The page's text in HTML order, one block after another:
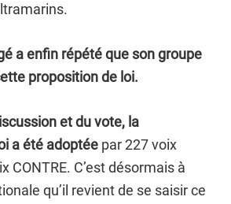
a enfin répété que son groupe
proposition de loi.
et du vote, la
a été adoptée par 227 voix
CONTRE. C’est désormais à
qu’il revient de se saisir ce